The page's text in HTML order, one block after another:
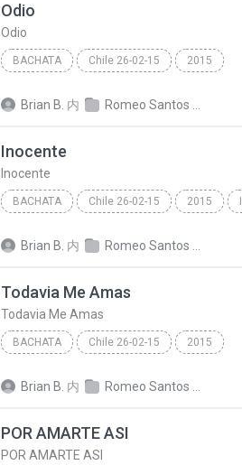
Odio
Odio
BACHATA Chile 26-02-15 2015
Brian B. 内
Inocente
Inocente
BACHATA Chile 26-02-15 2015
Brian B. 内
Todavia Me Amas
Todavia Me Amas
BACHATA Chile 26-02-15 2015
Brian B. 内
POR AMARTE ASI
POR AMARTE ASI